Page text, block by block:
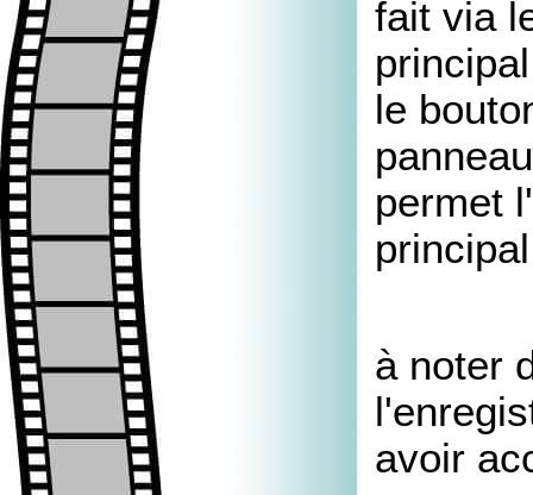
fait via
le
permet
principal
à noter
avoir